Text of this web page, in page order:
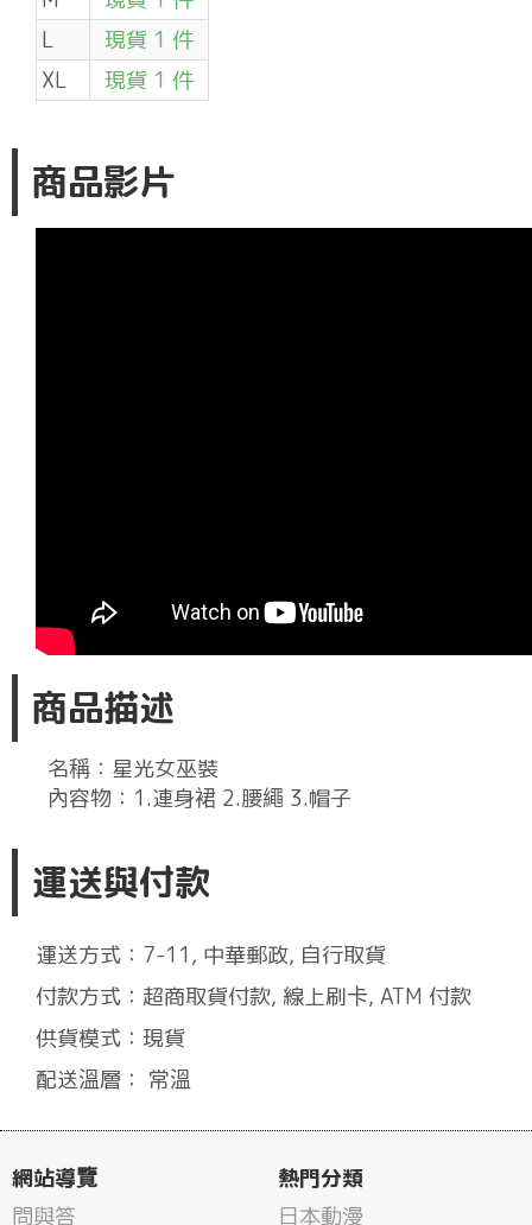
L
現貨 1 件
XL
現貨 1 件
商品影片
商品描述
名稱：星光女巫裝
內容物：1.連身裙 2.腰繩 3.帽子
運送與付款
運送方式：7-11, 中華郵政, 自行取貨
付款方式：超商取貨付款, 線上刷卡, ATM 付款
供貨模式：現貨
配送溫層： 常溫
網站導覽
問與答
熱門分類
日本動漫